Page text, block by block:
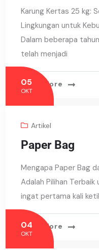
Karung Kertas 25 kg:
Lingkungan untuk
Dalam beberapa
telah menjadi
Read More
05
OKT
Artikel
Paper Bag
Mengapa Paper Bag
Adalah Pilihan Terbaik
ingat pertama kali
Read More
04
OKT